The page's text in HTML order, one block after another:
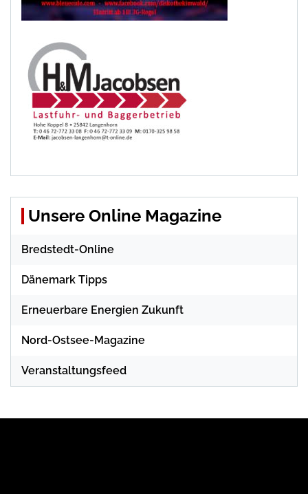
Unsere Online Magazine
Bredstedt-Online
Dänemark Tipps
Erneuerbare Energien Zukunft
Nord-Ostsee-Magazine
Veranstaltungsfeed